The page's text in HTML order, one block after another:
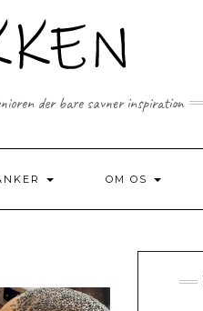
der bare savner inspiration
OM OS